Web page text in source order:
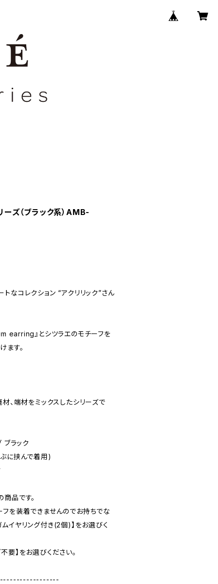
ズ（ブラック系）AMB-
なコレクション “アクリリック”さん
earring』とシツラエのモチーフを
ます。
、端材をミックスしたシリーズで
ブラック
に挟んで着用)
品です。
フを装着できませんのでお持ちでな
イヤリング付き(2個)】をお選びく
要】をお選びください。